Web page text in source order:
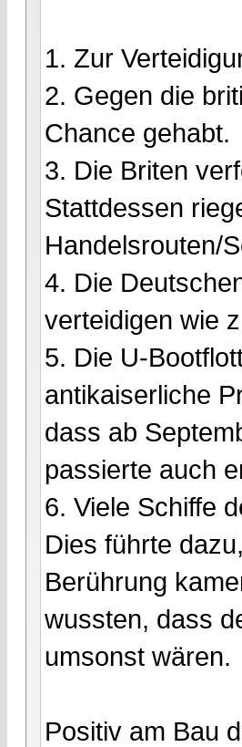
1. Zur
2. Gegen die
Chance gehabt.
3. Die Briten
Stattdessen
Handelsrouten/
4. Die
verteidigen wie
5. Die U-
antikaiserliche
dass ab
passierte auch
6. Viele Schiffe
Dies führte
Berührung
wussten, dass
umsonst wären.
Positiv am Bau